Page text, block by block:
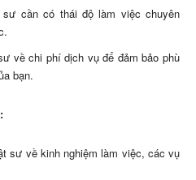
cần có thái độ làm việc chuyên
về chi phí dịch vụ để đảm bảo phù
bạn.
sư về kinh nghiệm làm việc, các vụ